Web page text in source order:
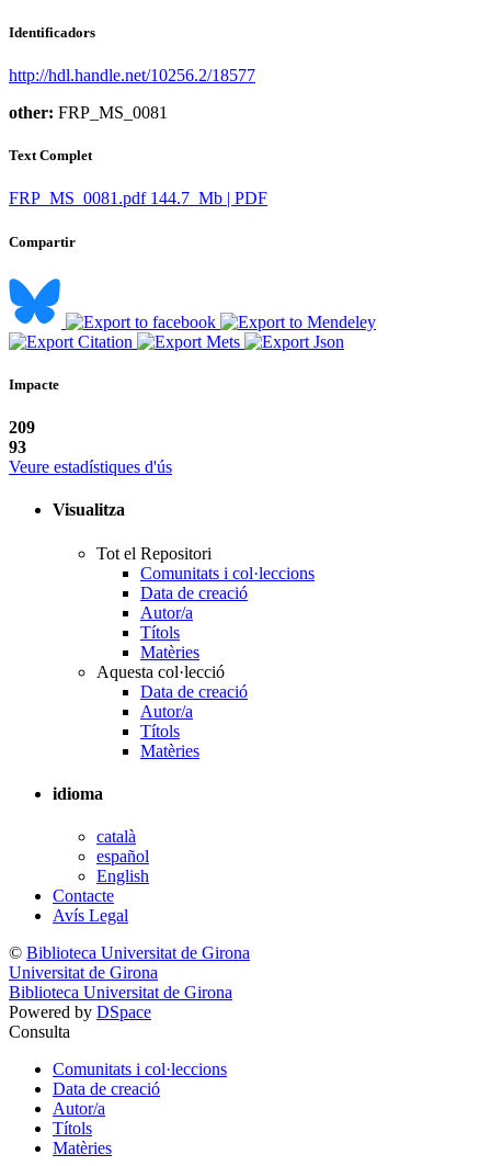
Identificadors
http://hdl.handle.net/10256.2/18577
other: FRP_MS_0081
Text Complet
FRP_MS_0081.pdf 144.7 Mb | PDF
Compartir
Impacte
209
93
Veure estadístiques d'ús
Visualitza
Tot el Repositori
Comunitats i col·leccions
Data de creació
Autor/a
Títols
Matèries
Aquesta col·lecció
Data de creació
Autor/a
Títols
Matèries
idioma
català
español
English
Contacte
Avís Legal
© Biblioteca Universitat de Girona
Universitat de Girona
Biblioteca Universitat de Girona
Powered by DSpace
Consulta
Comunitats i col·leccions
Data de creació
Autor/a
Títols
Matèries